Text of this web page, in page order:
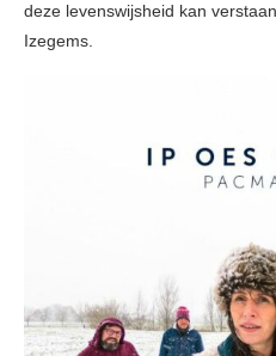
deze levenswijsheid kan
Izegems.